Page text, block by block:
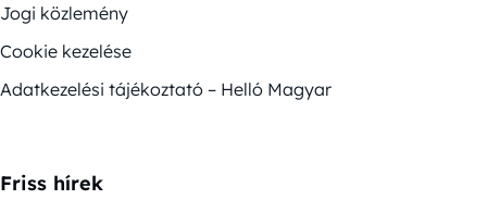
Jogi közlemény
Cookie kezelése
Adatkezelési tájékoztató – Helló Magyar
Friss hírek